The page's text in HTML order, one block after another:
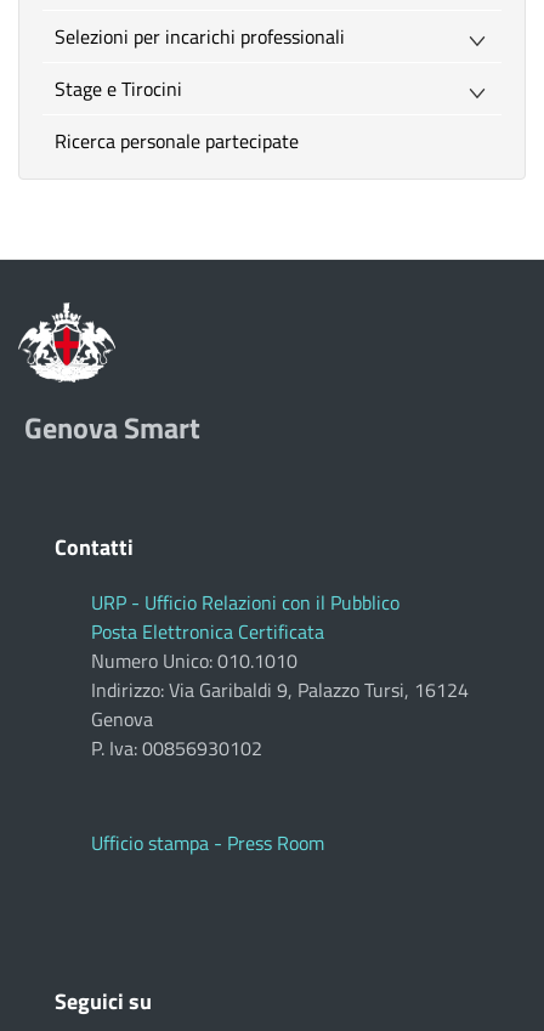
Selezioni per incarichi professionali
Stage e Tirocini
Ricerca personale partecipate
Genova Smart
Contatti
URP - Ufficio Relazioni con il Pubblico
Posta Elettronica Certificata
Numero Unico: 010.1010
Indirizzo: Via Garibaldi 9, Palazzo Tursi, 16124
Genova
P. Iva: 00856930102
Ufficio stampa - Press Room
Seguici su